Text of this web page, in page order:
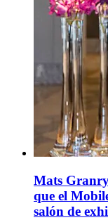
Mats
que el
salón de